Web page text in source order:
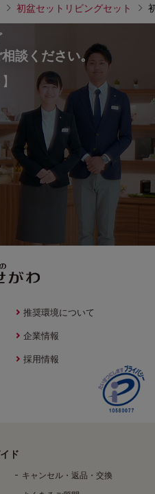
初盆セットリビングセット
談ください。
推奨環境について
企業情報
採用情報
ド
キャンセル・返品・交換